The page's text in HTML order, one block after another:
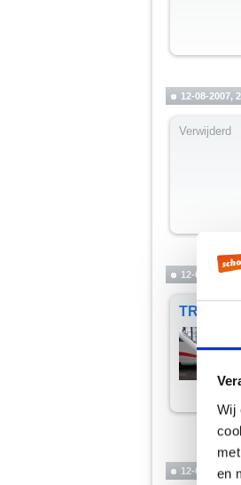
Wij
en
12-08-2007,
Verwijderd
12-08-2007,
TRA
12-08-2007,